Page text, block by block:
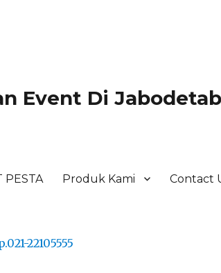
Event Di
PESTA Produk Kami Contact